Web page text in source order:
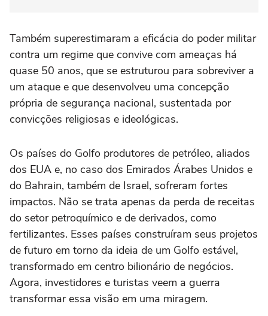
Também superestimaram a eficácia do poder militar
contra um regime que convive com ameaças há
quase 50 anos, que se estruturou para sobreviver a
um ataque e que desenvolveu uma concepção
própria de segurança nacional, sustentada por
convicções religiosas e ideológicas.
Os países do Golfo produtores de petróleo, aliados
dos EUA e, no caso dos Emirados Árabes Unidos e
do Bahrain, também de Israel, sofreram fortes
impactos. Não se trata apenas da perda de receitas
do setor petroquímico e de derivados, como
fertilizantes. Esses países construíram seus projetos
de futuro em torno da ideia de um Golfo estável,
transformado em centro bilionário de negócios.
Agora, investidores e turistas veem a guerra
transformar essa visão em uma miragem.